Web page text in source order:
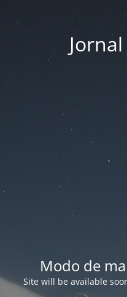
Modo de
Site will be available